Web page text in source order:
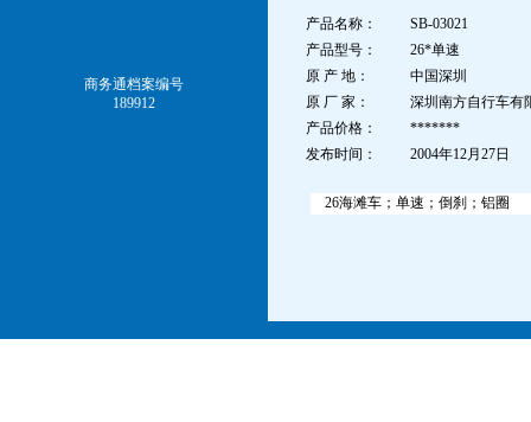
商务通档案编号
189912
产品名称：
SB-03021
产品型号：
26*单速
原 产 地：
中国深圳
原 厂 家：
深圳南方自行车有
产品价格：
*******
发布时间：
2004年12月27日
26海滩车；单速；倒刹；铝圈